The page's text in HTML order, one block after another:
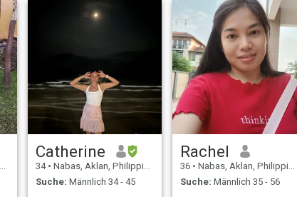
Catherine
34 • Nabas, Aklan, Philippinen
Suche: Männlich 34 - 45
Rachel
36 • Nabas, Aklan, Philippinen
Suche: Männlich 35 - 56